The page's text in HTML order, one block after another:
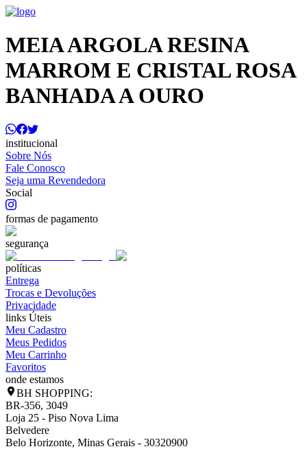
MEIA ARGOLA RESINA
MARROM E CRISTAL ROSA
BANHADA A OURO
institucional
Sobre Nós
Fale Conosco
Seja uma Revendedora
Social
formas de pagamento
segurança
políticas
Entrega
Trocas e Devoluções
Privacidade
links Úteis
Meu Cadastro
Meus Pedidos
Meu Carrinho
Favoritos
onde estamos
BH SHOPPING:
BR-356, 3049
Loja 25 - Piso Nova Lima
Belvedere
Belo Horizonte, Minas Gerais - 30320900